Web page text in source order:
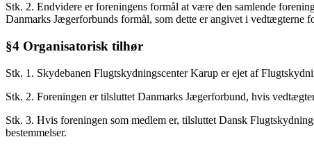
Stk. 2. Endvidere er foreningens formål at være den samlende
Danmarks Jægerforbunds formål, som dette er angivet i vedtægterne
§4 Organisatorisk tilhør
Stk. 1. Skydebanen Flugtskydningscenter Karup er ejet af
Stk. 2. Foreningen er tilsluttet Danmarks Jægerforbund, hvis
Stk. 3. Hvis foreningen som medlem er, tilsluttet Dansk
bestemmelser.